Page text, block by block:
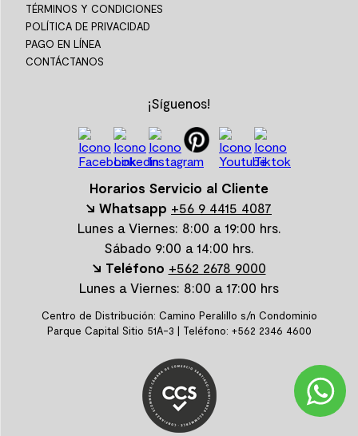
TÉRMINOS Y CONDICIONES
POLÍTICA DE PRIVACIDAD
PAGO EN LÍNEA
CONTÁCTANOS
¡Síguenos!
Horarios Servicio al Cliente
↘ Whatsapp +56 9 4415 4087
Lunes a Viernes: 8:00 a 19:00 hrs.
Sábado 9:00 a 14:00 hrs.
↘ Teléfono +562 2678 9000
Lunes a Viernes: 8:00 a 17:00 hrs
Centro de Distribución: Camino Peralillo s/n Condominio
Parque Capital Sitio 51A-3 | Teléfono: +562 2346 4600